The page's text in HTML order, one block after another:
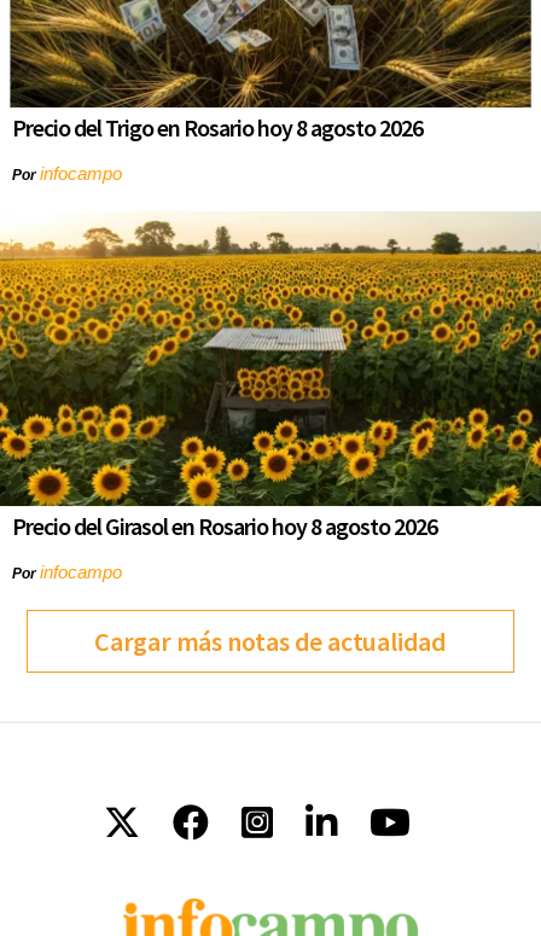
Precio del Trigo en Rosario hoy 8 agosto 2026
Porinfocampo
Precio del Girasol en Rosario hoy 8 agosto 2026
Porinfocampo
Cargar más notas de actualidad